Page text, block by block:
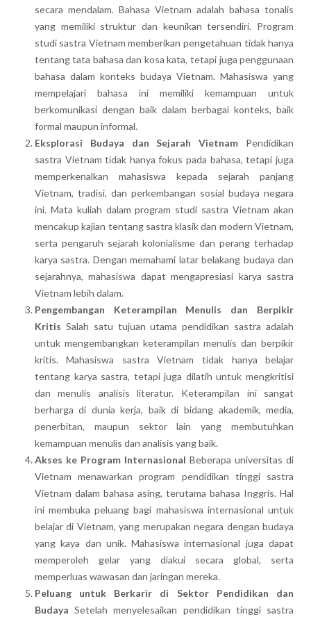
secara mendalam. Bahasa Vietnam adalah bahasa tonalis
yang memiliki struktur dan keunikan tersendiri. Program
studi sastra Vietnam memberikan pengetahuan tidak hanya
tentang tata bahasa dan kosa kata, tetapi juga penggunaan
bahasa dalam konteks budaya Vietnam. Mahasiswa yang
mempelajari bahasa ini memiliki kemampuan untuk
berkomunikasi dengan baik dalam berbagai konteks, baik
formal maupun informal.
Eksplorasi Budaya dan Sejarah Vietnam Pendidikan
sastra Vietnam tidak hanya fokus pada bahasa, tetapi juga
memperkenalkan mahasiswa kepada sejarah panjang
Vietnam, tradisi, dan perkembangan sosial budaya negara
ini. Mata kuliah dalam program studi sastra Vietnam akan
mencakup kajian tentang sastra klasik dan modern Vietnam,
serta pengaruh sejarah kolonialisme dan perang terhadap
karya sastra. Dengan memahami latar belakang budaya dan
sejarahnya, mahasiswa dapat mengapresiasi karya sastra
Vietnam lebih dalam.
Pengembangan Keterampilan Menulis dan Berpikir
Kritis Salah satu tujuan utama pendidikan sastra adalah
untuk mengembangkan keterampilan menulis dan berpikir
kritis. Mahasiswa sastra Vietnam tidak hanya belajar
tentang karya sastra, tetapi juga dilatih untuk mengkritisi
dan menulis analisis literatur. Keterampilan ini sangat
berharga di dunia kerja, baik di bidang akademik, media,
penerbitan, maupun sektor lain yang membutuhkan
kemampuan menulis dan analisis yang baik.
Akses ke Program Internasional Beberapa universitas di
Vietnam menawarkan program pendidikan tinggi sastra
Vietnam dalam bahasa asing, terutama bahasa Inggris. Hal
ini membuka peluang bagi mahasiswa internasional untuk
belajar di Vietnam, yang merupakan negara dengan budaya
yang kaya dan unik. Mahasiswa internasional juga dapat
memperoleh gelar yang diakui secara global, serta
memperluas wawasan dan jaringan mereka.
Peluang untuk Berkarir di Sektor Pendidikan dan
Budaya Setelah menyelesaikan pendidikan tinggi sastra